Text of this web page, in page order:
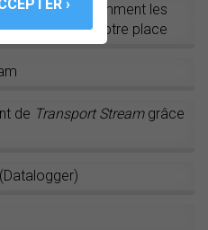
tâches, ou comment les
œuvrer à votre place
de Transport Streamgrâce